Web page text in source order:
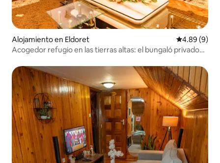
Alojamiento en Eldoret Calificación
4.89 (9)
Acogedor refugio en las tierras altas: el bungaló privado